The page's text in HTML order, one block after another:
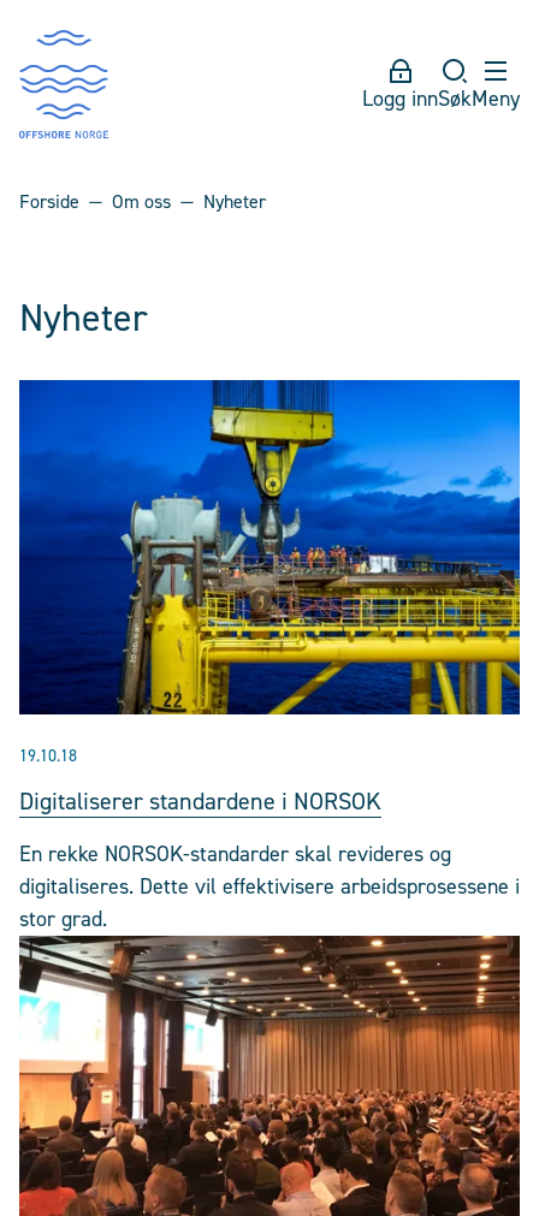
Logg innSøkMeny
Forside Om oss Nyheter
Nyheter
19.10.18
Digitaliserer standardene i NORSOK
En rekke NORSOK-standarder skal revideres og
digitaliseres. Dette vil effektivisere arbeidsprosessene i
stor grad.